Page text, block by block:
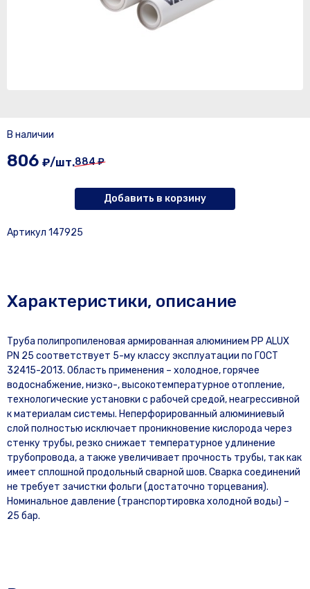
В наличии
806 ₽/шт.884 ₽
Добавить в корзину
Артикул 147925
Характеристики, описание
Труба полипропиленовая армированная алюминием PP ALUX
PN 25 соответствует 5-му классу эксплуатации по ГОСТ
32415-2013. Область применения – холодное, горячее
водоснабжение, низко-, высокотемпературное отопление,
технологические установки с рабочей средой, неагрессивной
к материалам системы. Неперфорированный алюминиевый
слой полностью исключает проникновение кислорода через
стенку трубы, резко снижает температурное удлинение
трубопровода, а также увеличивает прочность трубы, так как
имеет сплошной продольный сварной шов. Сварка соединений
не требует зачистки фольги (достаточно торцевания).
Номинальное давление (транспортировка холодной воды) –
25 бар.